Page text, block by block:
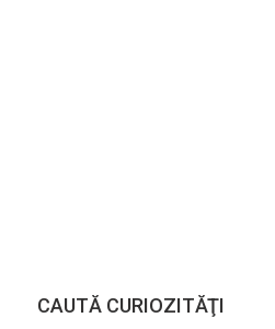
CAUTĂ CURIOZITĂŢI